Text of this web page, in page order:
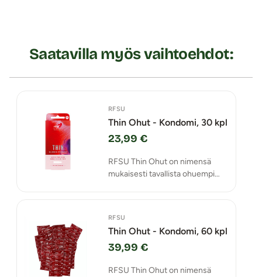
Saatavilla myös vaihtoehdot:
RFSU
Thin Ohut - Kondomi, 30 kpl
23,99 €
RFSU Thin Ohut on nimensä
mukaisesti tavallista ohuempi
RFSU
Thin Ohut - Kondomi, 60 kpl
39,99 €
RFSU Thin Ohut on nimensä